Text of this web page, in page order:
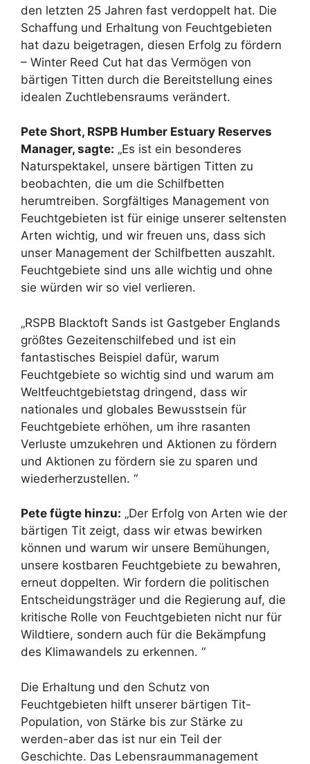
den letzten 25 Jahren fast verdoppelt hat. Die
Schaffung und Erhaltung von Feuchtgebieten
hat dazu beigetragen, diesen Erfolg zu fördern
– Winter Reed Cut hat das Vermögen von
bärtigen Titten durch die Bereitstellung eines
idealen Zuchtlebensraums verändert.
Pete Short, RSPB Humber Estuary Reserves
Manager, sagte: „Es ist ein besonderes
Naturspektakel, unsere bärtigen Titten zu
beobachten, die um die Schilfbetten
herumtreiben. Sorgfältiges Management von
Feuchtgebieten ist für einige unserer seltensten
Arten wichtig, und wir freuen uns, dass sich
unser Management der Schilfbetten auszahlt.
Feuchtgebiete sind uns alle wichtig und ohne
sie würden wir so viel verlieren.
„RSPB Blacktoft Sands ist Gastgeber Englands
größtes Gezeitenschilfebed und ist ein
fantastisches Beispiel dafür, warum
Feuchtgebiete so wichtig sind und warum am
Weltfeuchtgebietstag dringend, dass wir
nationales und globales Bewusstsein für
Feuchtgebiete erhöhen, um ihre rasanten
Verluste umzukehren und Aktionen zu fördern
und Aktionen zu fördern sie zu sparen und
wiederherzustellen. “
Pete fügte hinzu: „Der Erfolg von Arten wie der
bärtigen Tit zeigt, dass wir etwas bewirken
können und warum wir unsere Bemühungen,
unsere kostbaren Feuchtgebiete zu bewahren,
erneut doppelten. Wir fordern die politischen
Entscheidungsträger und die Regierung auf, die
kritische Rolle von Feuchtgebieten nicht nur für
Wildtiere, sondern auch für die Bekämpfung
des Klimawandels zu erkennen. “
Die Erhaltung und den Schutz von
Feuchtgebieten hilft unserer bärtigen Tit-
Population, von Stärke bis zur Stärke zu
werden-aber das ist nur ein Teil der
Geschichte. Das Lebensraummanagement